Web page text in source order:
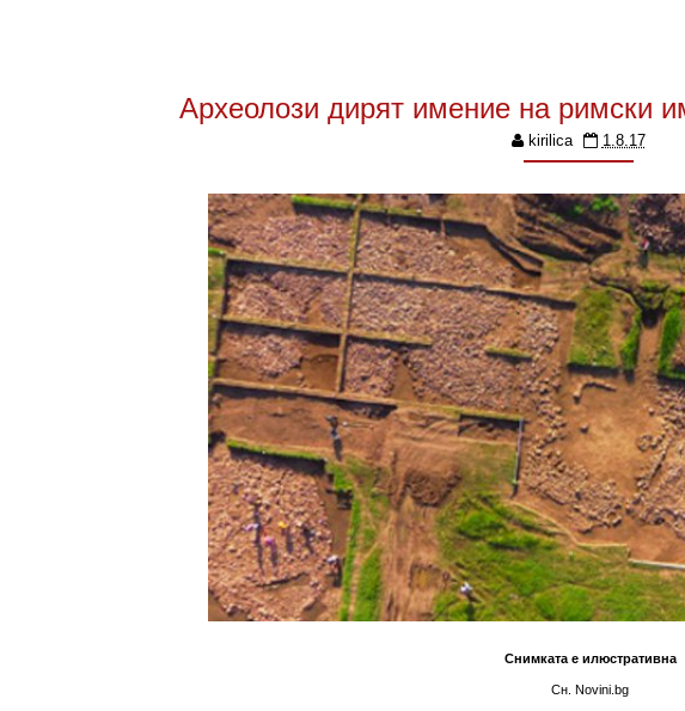
Археолози дирят имение на римски
kirilica 1.8.17
Снимката е илюстративна
Сн. Novini.bg